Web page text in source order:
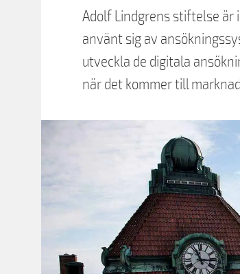
Adolf Lindgrens stiftelse är
använt sig av
utveckla de digitala
när det kommer till